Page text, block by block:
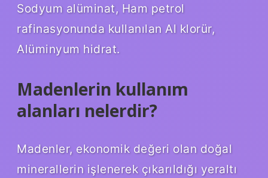
Sodyum alüminat, Ham petrol
rafinasyonunda kullanılan Al klorür,
Alüminyum hidrat.
Madenlerin kullanım
alanları nelerdir?
Madenler, ekonomik değeri olan doğal
minerallerin işlenerek çıkarıldığı yeraltı